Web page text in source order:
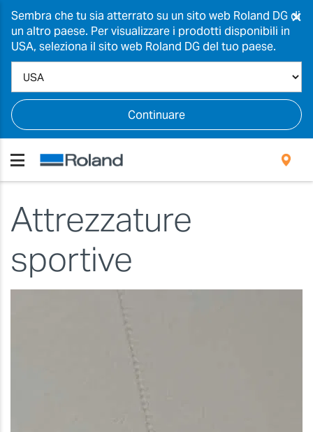
Sembra che tu sia atterrato su un sito web Roland DG di
un altro paese. Per visualizzare i prodotti disponibili in
USA, seleziona il sito web Roland DG del tuo paese.
Continuare
×
Attrezzature
sportive